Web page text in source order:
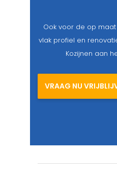
Ook voor de op
vlak profiel en
Kozijnen aan
VRAAG NU